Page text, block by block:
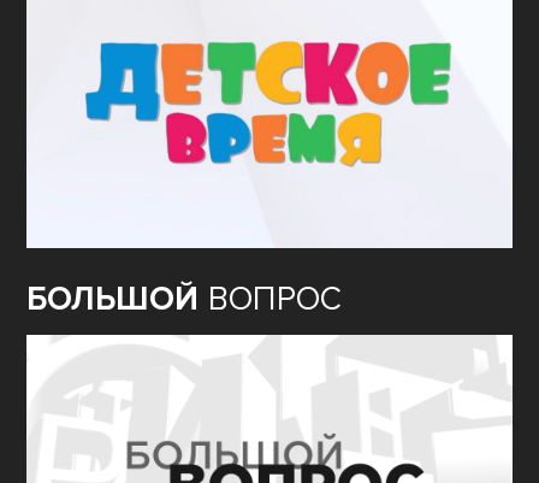
БОЛЬШОЙ ВОПРОС